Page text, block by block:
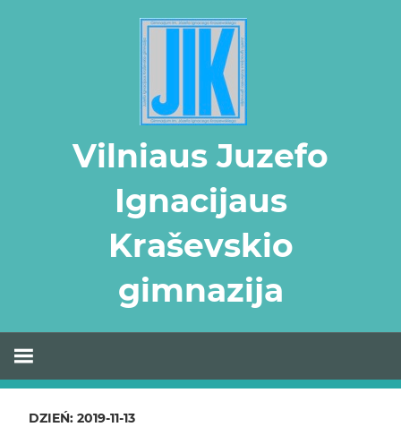
Vilniaus Juzefo
Ignacijaus
Kraševskio
gimnazija
DZIEŃ: 2019-11-13